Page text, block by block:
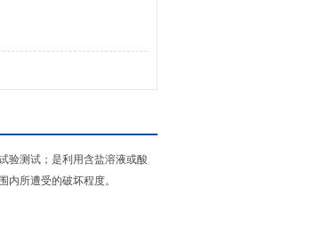
验测试；是利用含盐溶液或酸
所遭受的破坏程度。